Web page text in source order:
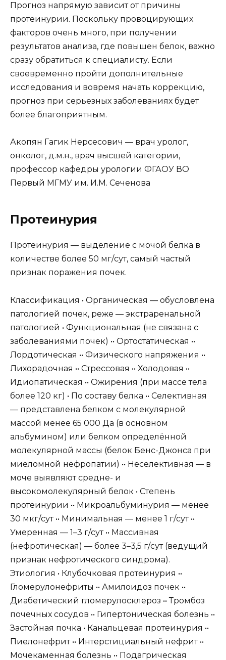
Прогноз напрямую зависит от причины
протеинурии. Поскольку провоцирующих
факторов очень много, при получении
результатов анализа, где повышен белок, важно
сразу обратиться к специалисту. Если
своевременно пройти дополнительные
исследования и вовремя начать коррекцию,
прогноз при серьезных заболеваниях будет
более благоприятным.
Акопян Гагик Нерсесович — врач уролог,
онколог, д.м.н., врач высшей категории,
профессор кафедры урологии ФГАОУ ВО
Первый МГМУ им. И.М. Сеченова
Протеинурия
Протеинурия — выделение с мочой белка в
количестве более 50 мг/сут, самый частый
признак поражения почек.
Классификация • Органическая — обусловлена
патологией почек, реже — экстраренальной
патологией • Функциональная (не связана с
заболеваниями почек) •• Ортостатическая ••
Лордотическая •• Физического напряжения ••
Лихорадочная •• Стрессовая •• Холодовая ••
Идиопатическая •• Ожирения (при массе тела
более 120 кг) • По составу белка •• Селективная
— представлена белком с молекулярной
массой менее 65 000 Да (в основном
альбумином) или белком определённой
молекулярной массы (белок Бенс-Джонса при
миеломной нефропатии) •• Неселективная — в
моче выявляют средне- и
высокомолекулярный белок • Степень
протеинурии •• Микроальбуминурия — менее
30 мкг/сут •• Минимальная — менее 1 г/сут ••
Умеренная — 1–3 г/сут •• Массивная
(нефротическая) — более 3–3,5 г/сут (ведущий
признак нефротического синдрома).
Этиология • Клубочковая протеинурия ••
Гломерулонефриты •• Амилоидоз почек ••
Диабетический гломерулосклероз •• Тромбоз
почечных сосудов •• Гипертоническая болезнь ••
Застойная почка • Канальцевая протеинурия ••
Пиелонефрит •• Интерстициальный нефрит ••
Мочекаменная болезнь •• Подагрическая